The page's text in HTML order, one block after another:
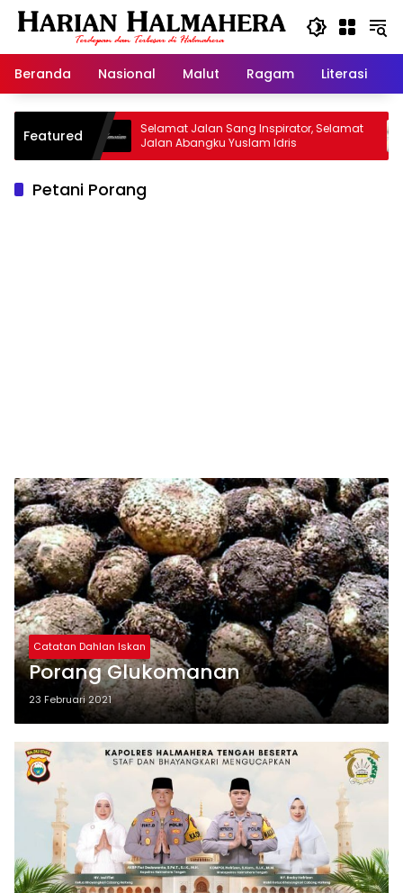
Langsung
Beranda
Nasional Malut Ragam Literasi
Featured
Selamat Jalan Sang Inspirator, Selamat
Jalan Abangku Yuslam Idris
Petani Porang
Catatan Dahlan Iskan
Porang Glukomanan
23 Februari 2021